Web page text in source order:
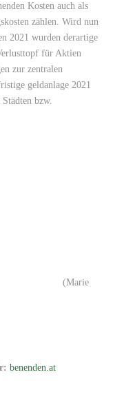
Kosten auch als
zählen. Wird nun
2021 wurden derartige
für Aktien
zur zentralen
geldanlage 2021
bzw.
(Marie
benenden.at